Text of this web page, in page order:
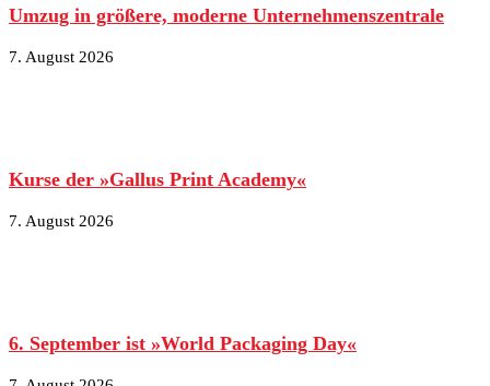
Umzug in größere, moderne Unternehmenszentrale
7. August 2026
Kurse der »Gallus Print Academy«
7. August 2026
6. September ist »World Packaging Day«